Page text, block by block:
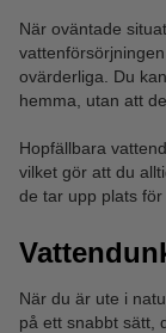
När oväntade
ovärderliga. Du
hemma, utan att
Hopfällbara
vilket gör att du
de tar upp plats för
När du är ute i
på ett snabbt sätt,